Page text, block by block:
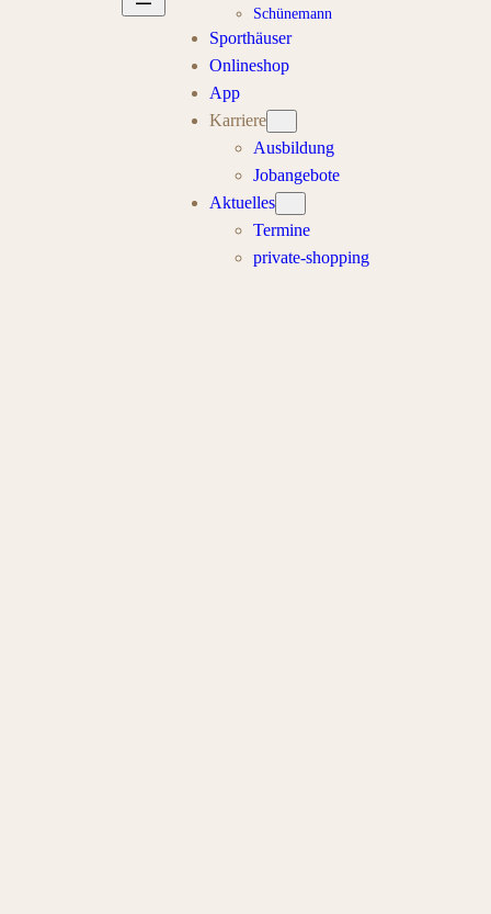
Schünemann
Sporthäuser
Onlineshop
App
Karriere
Ausbildung
Jobangebote
Aktuelles
Termine
private-shopping